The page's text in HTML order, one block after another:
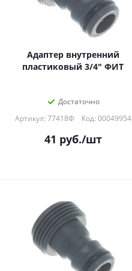
Адаптер внутренний
пластиковый 3/4" ФИТ
Достаточно
Артикул: 77418Ф
Код: 00049954
41 руб./шт